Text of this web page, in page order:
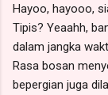
Hayoo, hayooo,
Tipis? Yeaahh,
dalam jangka
Rasa bosan
bepergian juga